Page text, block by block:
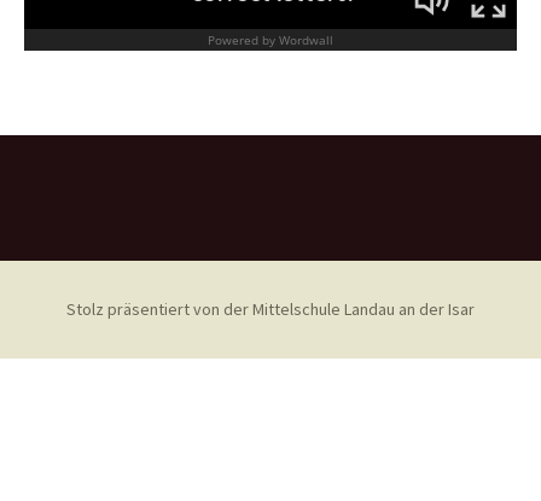
Stolz präsentiert von der Mittelschule Landau an der Isar